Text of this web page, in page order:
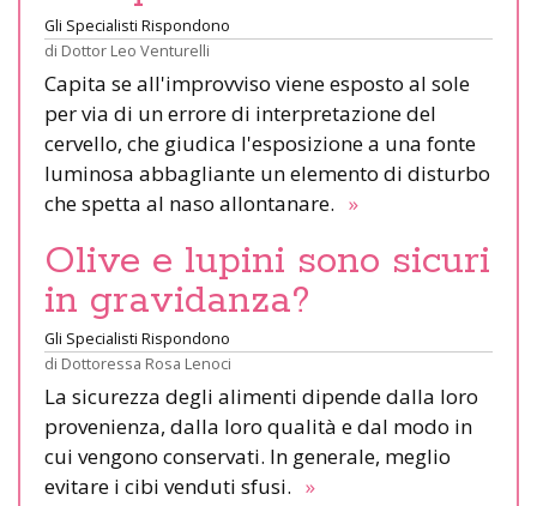
Gli Specialisti Rispondono
di Dottor Leo Venturelli
Capita se all'improvviso viene esposto al sole
per via di un errore di interpretazione del
cervello, che giudica l'esposizione a una fonte
luminosa abbagliante un elemento di disturbo
che spetta al naso allontanare. »
Olive e lupini sono sicuri
in gravidanza?
Gli Specialisti Rispondono
di Dottoressa Rosa Lenoci
La sicurezza degli alimenti dipende dalla loro
provenienza, dalla loro qualità e dal modo in
cui vengono conservati. In generale, meglio
evitare i cibi venduti sfusi. »